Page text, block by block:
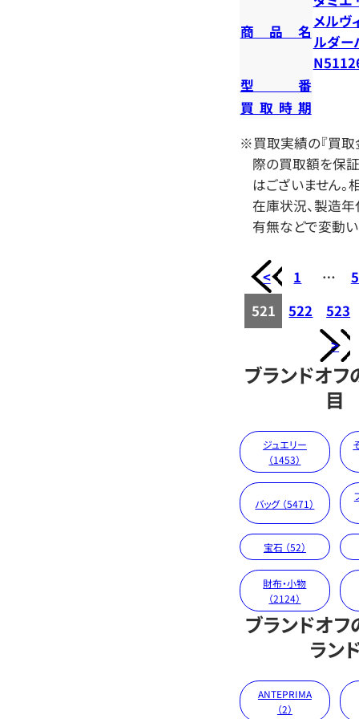
商品名
メルヴ
ルダー
型番
買取時期
※買取実績の『買取
際の買取額を保
はございません。
在庫状況、製造年
有無などで変動い
< 1 …
521
522
523
>
ブランドオ
目
ジュエリー
（1453）
バッグ （5471）
宝石 （52）
財布・小物
（2124）
ブランドオ
ラン
ANTEPRIMA
（2）